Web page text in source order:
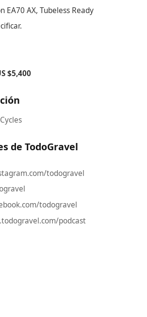
EA70 AX, Tubeless Ready
$5,400
de TodoGravel
todogravel
todogravel
podcast